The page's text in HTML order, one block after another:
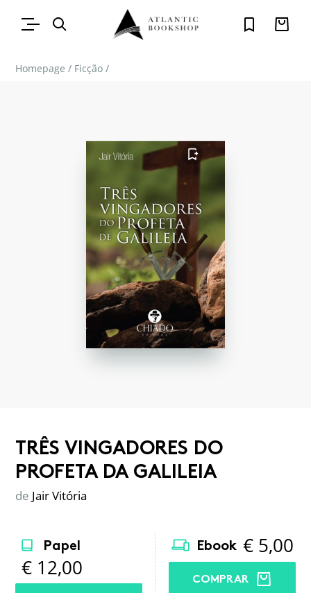
Homepage / Ficção /
FAVORITO
TRÊS VINGADORES DO
PROFETA DA GALILEIA
de Jair Vitória
Papel
€ 12,00
Ebook € 5,00
COMPRAR